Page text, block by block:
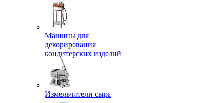
Машины для
декорирования
кондитерских изделий
Измельчители сыра